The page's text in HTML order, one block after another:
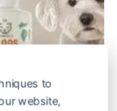
to
website,